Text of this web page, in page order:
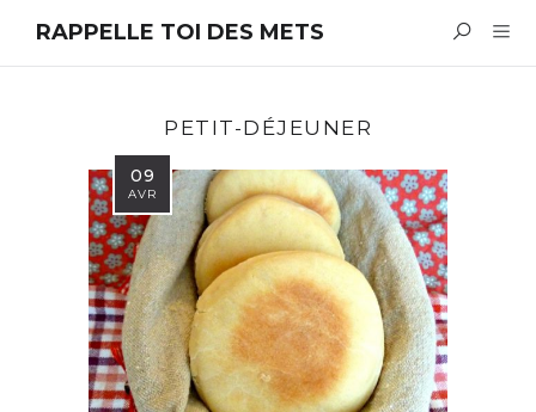
RAPPELLE TOI DES METS
PETIT-DÉJEUNER
09
AVR